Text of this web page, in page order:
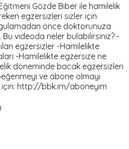
Gözde Biber ile hamilelik
egzersizleri sizler için
önce doktorunuza
Bu videoda neler bulabilirsiniz? -
egzersizler -Hamilelikte
-Hamilelikte egzersize ne
döneminde bacak egzersizleri
ve abone olmayı
için: http://bbk.im/aboneyim